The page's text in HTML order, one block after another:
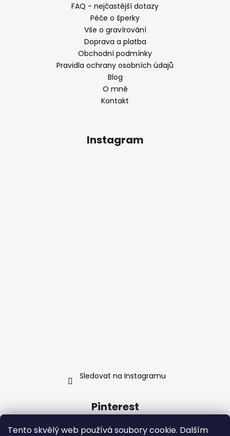
Tento skvělý web používá soubory cookie. Dalším
FAQ - nejčastější dotazy
Péče o šperky
Vše o gravírování
Doprava a platba
Obchodní podmínky
Pravidla ochrany osobních údajů
Blog
O mně
Kontakt
Instagram
Sledovat na Instagramu
Pinterest